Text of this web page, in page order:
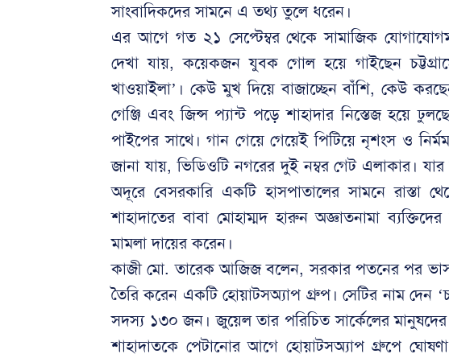
সাংবাদিকদের সামনে এ তথ্য তুলে ধরেন।
এর আগে গত ২১ সেপ্টেম্বর থেকে সামাজিক
দেখা যায়, কয়েকজন যুবক গোল হয়ে গাইছেন
খাওয়াইলা’। কেউ মুখ দিয়ে বাজাচ্ছেন বাঁশি, কেউ
গেঞ্জি এবং জিন্স প্যান্ট পড়ে শাহাদার নিস্তেজ হয়ে
পাইপের সাথে। গান গেয়ে গেয়েই পিটিয়ে নৃশংস ও
জানা যায়, ভিডিওটি নগরের দুই নম্বর গেট এলাকার।
অদূরে বেসরকারি একটি হাসপাতালের সামনে
শাহাদাতের বাবা মোহাম্মদ হারুন অজ্ঞাতনামা
মামলা দায়ের করেন।
কাজী মো. তারেক আজিজ বলেন, সরকার পতনের পর
তৈরি করেন একটি হোয়াটসঅ্যাপ গ্রুপ। সেটির নাম দেন
সদস্য ১৩০ জন। জুয়েল তার পরিচিত সার্কেলের
শাহাদাতকে পেটানোর আগে হোয়াটসঅ্যাপ গ্রুপে